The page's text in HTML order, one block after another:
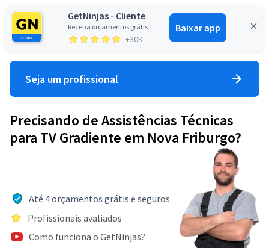
GetNinjas - Cliente
Receba orçamentos grátis
+30K
Baixar app
Entrar
Seja um profissional
Precisando de Assistências Técnicas
para TV Gradiente em Nova Friburgo?
Até 4 orçamentos grátis e seguros
Profissionais avaliados
Como funciona o GetNinjas?